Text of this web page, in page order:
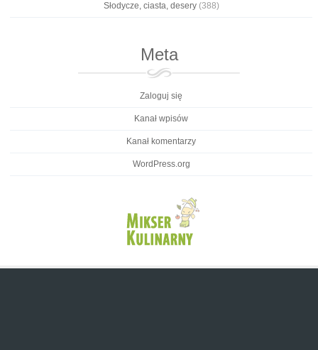
Słodycze, ciasta, desery(388)
Meta
Zaloguj się
Kanał wpisów
Kanał komentarzy
WordPress.org